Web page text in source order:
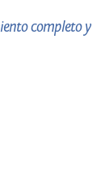
completo y